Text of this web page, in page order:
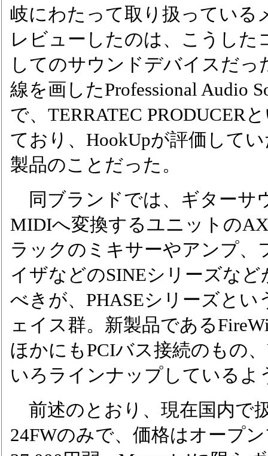
岐にわたって取り扱っている
レビューしたのは、こうした
してのサウンドデバイスだ
線を画したProfessional Audio
で、TERRATEC PRODUCER
ており、HookUpが評価して
製品のことだった。
同ブランドでは、ギターサ
MIDIへ変換するユニットの
ラックのミキサーやアンプ、
イザなどのSINEシリーズな
べきが、PHASEシリーズと
ェイス群。新製品である
ほかにもPCIバス接続のもの
いろラインナップしているよ
前述のとおり、現在国内で
24FWのみで、価格はオープ